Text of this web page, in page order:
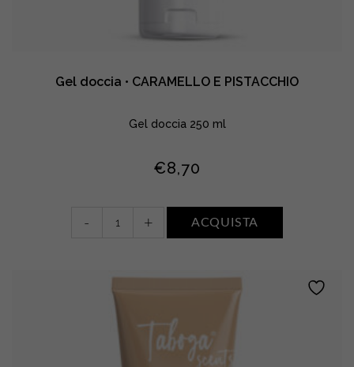
Gel doccia • CARAMELLO E PISTACCHIO
Gel doccia 250 ml
€8,70
PISTACCHIO
quantity
- + ACQUISTA